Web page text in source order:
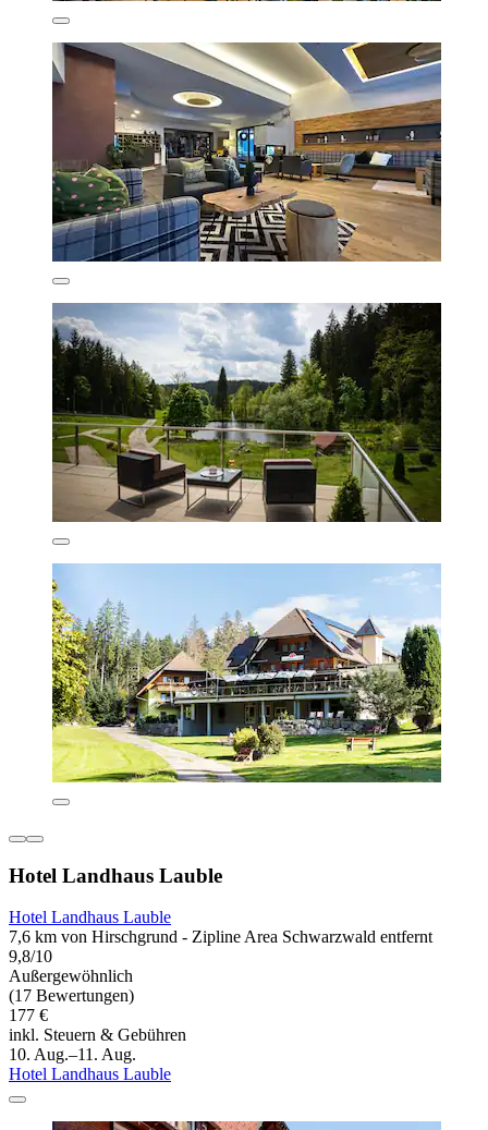
Hotel Landhaus Lauble
Hotel Landhaus Lauble
7,6 km von Hirschgrund - Zipline Area Schwarzwald entfernt
9,8/10
Außergewöhnlich
(17 Bewertungen)
177 €
inkl. Steuern & Gebühren
10. Aug.–11. Aug.
Hotel Landhaus Lauble